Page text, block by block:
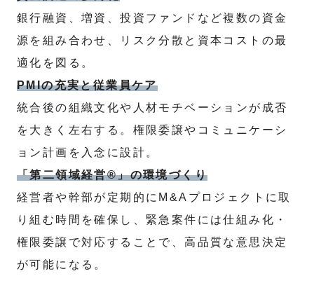
銀行融資、増資、投資ファンドなど複数の資金
源を組み合わせ、リスク分散と資本コストの最
適化を図る。
PMIの充実と従業員ケア
統合後の組織文化や人材モチベーションが成否
を大きく左右する。権限委譲やコミュニケーシ
ョン計画を入念に設計。
「第二領域経営®」の環境づくり
経営者や幹部が定期的にM&Aプロジェクトに取
り組む時間を確保し、緊急案件には仕組み化・
権限委譲で対応することで、高品質な意思決定
が可能になる。